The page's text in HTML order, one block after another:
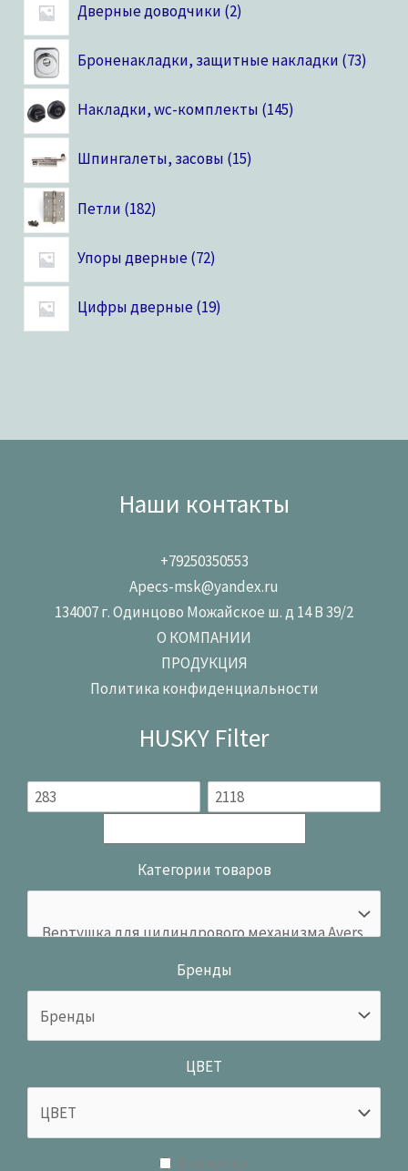
Дверные доводчики 2
Броненакладки, защитные накладки 73
Накладки, wc-комплекты 145
Шпингалеты, засовы 15
Петли 182
Упоры дверные 72
Цифры дверные 19
Наши контакты
+79250350553
Apecs-msk@yandex.ru
134007 г. Одинцово Можайское ш. д 14 В 39/2
О КОМПАНИИ
ПРОДУКЦИЯ
Политика конфиденциальности
HUSKY Filter
Категории товаров
Бренды
ЦВЕТ